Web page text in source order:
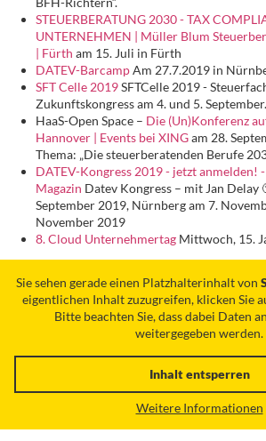
STEUERBERATUNG 2030 - TAX
UNTERNEHMEN | Müller Blum
| Fürth am 15. Juli in Fürth
DATEV-BarcampAm 27.7.2019 in
SFT Celle 2019SFTCelle 2019 -
Zukunftskongress am 4. und 5. September.
HaaS-Open Space – Die (Un)Konferenz
Hannover | Events bei XINGam 28.
Thema: „Die steuerberatenden Berufe
DATEV-Kongress 2019 - jetzt anmelden!
Magazin Datev Kongress – mit Jan Delay
September 2019, Nürnberg am 7.
November 2019
8. Cloud Unternehmertag Mittwoch, 15.
Sie sehen gerade einen Platzhalterinhalt von
eigentlichen Inhalt zuzugreifen, klicken Sie
Bitte beachten Sie, dass dabei Daten
weitergegeben werden.
Inhalt entsperren
Weitere Informationen